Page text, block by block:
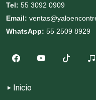
Escuelas de
Tel: 55 3092 0909
Email:
WhatsApp: 55 2509 8929
Inicio